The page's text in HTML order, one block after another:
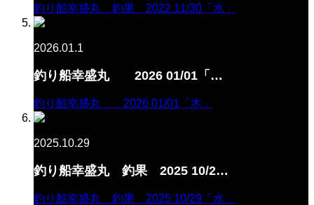
釣り船幸盛丸 釣果 2022 11/30「水」
2026.01.1
釣り船幸盛丸 2026 01/01「…
釣り船幸盛丸 2026 01/01「木」
2025.10.29
釣り船幸盛丸 釣果 2025 10/2…
釣り船幸盛丸 釣果 2025 10/29「水」